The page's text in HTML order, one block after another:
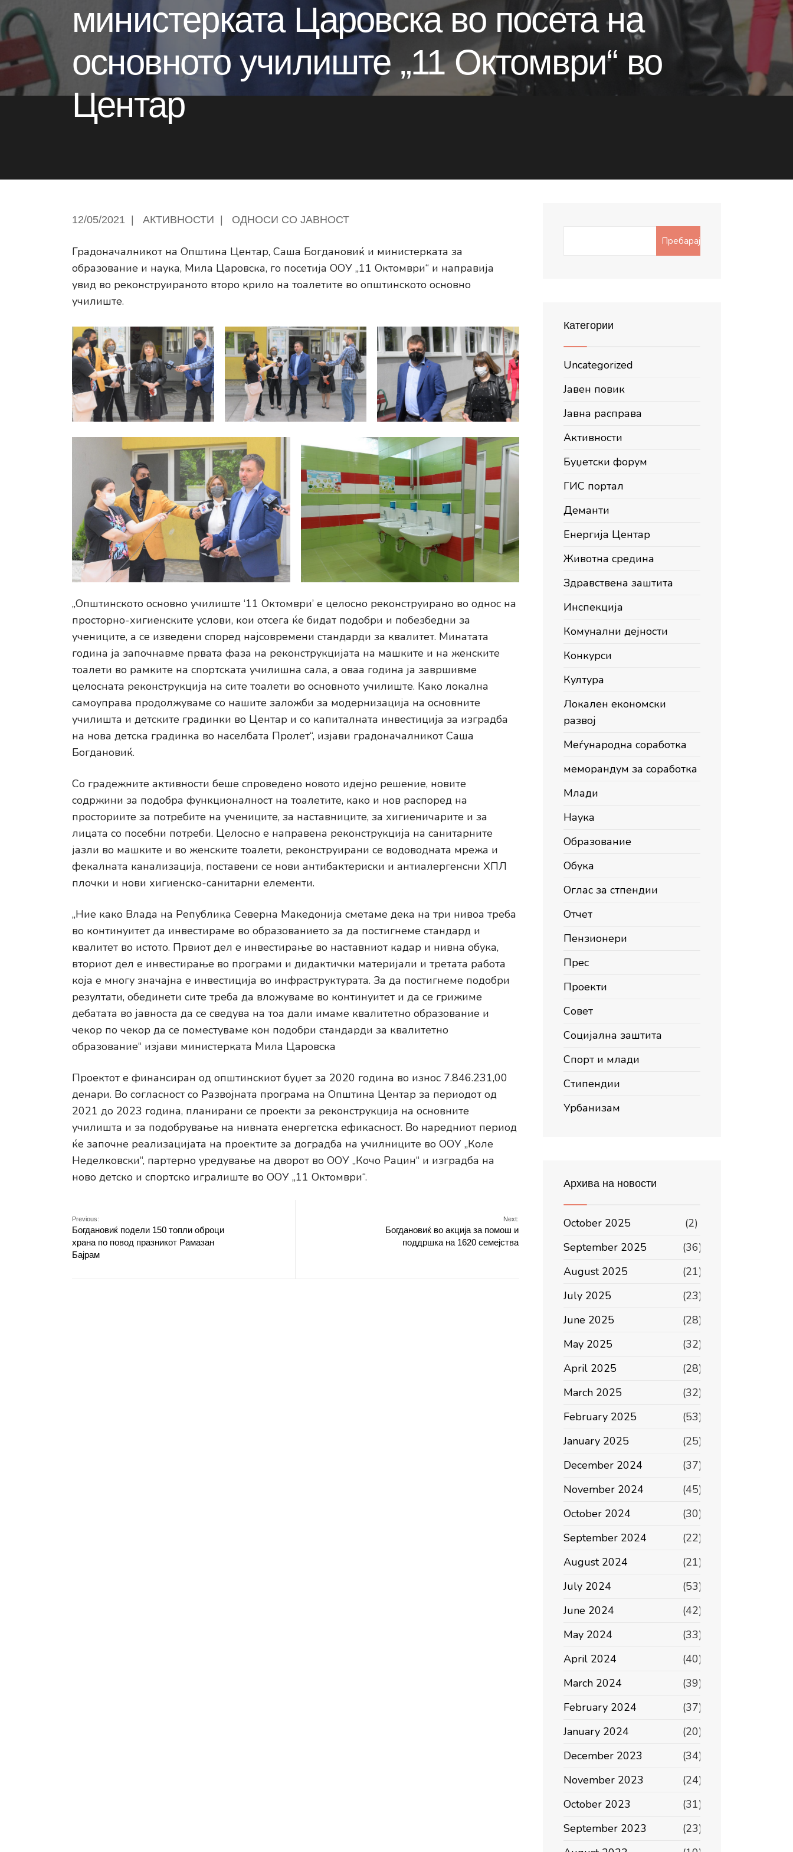
министерката Царовска во посета на
основното училиште „11 Октомври“ во
Центар
12/05/2021 АКТИВНОСТИ ОДНОСИ СО ЈАВНОСТ
Градоначалникот на Општина Центар, Саша Богдановиќ и министерката за
образование и наука, Мила Царовска, го посетија ООУ „11 Октомври“ и направија
увид во реконструираното второ крило на тоалетите во општинското основно
училиште.
„Општинското основно училиште ‘11 Октомври’ е целосно реконструирано во однос на
просторно-хигиенските услови, кои отсега ќе бидат подобри и побезбедни за
учениците, а се изведени според најсовремени стандарди за квалитет. Минатата
година ја започнавме првата фаза на реконструкцијата на машките и на женските
тоалети во рамките на спортската училишна сала, а оваа година ја завршивме
целосната реконструкција на сите тоалети во основното училиште. Како локална
самоуправа продолжуваме со нашите заложби за модернизација на основните
училишта и детските градинки во Центар и со капиталната инвестиција за изградба
на нова детска градинка во населбата Пролет“, изјави градоначалникот Саша
Богдановиќ.
Со градежните активности беше спроведено новото идејно решение, новите
содржини за подобра функционалност на тоалетите, како и нов распоред на
просториите за потребите на учениците, за наставниците, за хигиеничарите и за
лицата со посебни потреби. Целосно е направена реконструкција на санитарните
јазли во машките и во женските тоалети, реконструирани се водоводната мрежа и
фекалната канализација, поставени се нови антибактериски и антиалергенсни ХПЛ
плочки и нови хигиенско-санитарни елементи.
„Ние како Влада на Република Северна Македонија сметаме дека на три нивоа треба
во континуитет да инвестираме во образованието за да постигнеме стандард и
квалитет во истото. Првиот дел е инвестирање во наставниот кадар и нивна обука,
вториот дел е инвестирање во програми и дидактички материјали и третата работа
која е многу значајна е инвестиција во инфраструктурата. За да постигнеме подобри
резултати, обединети сите треба да вложуваме во континуитет и да се грижиме
дебатата во јавноста да се сведува на тоа дали имаме квалитетно образование и
чекор по чекор да се поместуваме кон подобри стандарди за квалитетно
образование“ изјави министерката Мила Царовска
Проектот е финансиран од општинскиот буџет за 2020 година во износ 7.846.231,00
денари. Во согласност со Развојната програма на Општина Центар за периодот од
2021 до 2023 година, планирани се проекти за реконструкција на основните
училишта и за подобрување на нивната енергетска ефикасност. Во наредниот период
ќе започне реализацијата на проектите за доградба на училниците во ООУ „Коле
Неделковски“, партерно уредување на дворот во ООУ „Кочо Рацин“ и изградба на
ново детско и спортско игралиште во ООУ „11 Октомври“.
Previous:
Богдановиќ подели 150 топли оброци
храна по повод празникот Рамазан
Бајрам
Next:
Богдановиќ во акција за помош и
поддршка на 1620 семејства
Пребарај
Категории
Uncategorized
Јавен повик
Јавна расправа
Активности
Буџетски форум
ГИС портал
Деманти
Енергија Центар
Животна средина
Здравствена заштита
Инспекција
Комунални дејности
Конкурси
Култура
Локален економски
развој
Меѓународна соработка
меморандум за соработка
Млади
Наука
Образование
Обука
Оглас за стпендии
Отчет
Пензионери
Прес
Проекти
Совет
Социјална заштита
Спорт и млади
Стипендии
Урбанизам
Архива на новости
October 2025
(2)
September 2025
(36)
August 2025
(21)
July 2025
(23)
June 2025
(28)
May 2025
(32)
April 2025
(28)
March 2025
(32)
February 2025
(53)
January 2025
(25)
December 2024
(37)
November 2024
(45)
October 2024
(30)
September 2024
(22)
August 2024
(21)
July 2024
(53)
June 2024
(42)
May 2024
(33)
April 2024
(40)
March 2024
(39)
February 2024
(37)
January 2024
(20)
December 2023
(34)
November 2023
(24)
October 2023
(31)
September 2023
(23)